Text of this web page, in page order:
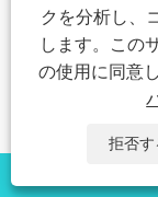
関連製品
クを分析し、
します。この
の使用に同意
拒否す